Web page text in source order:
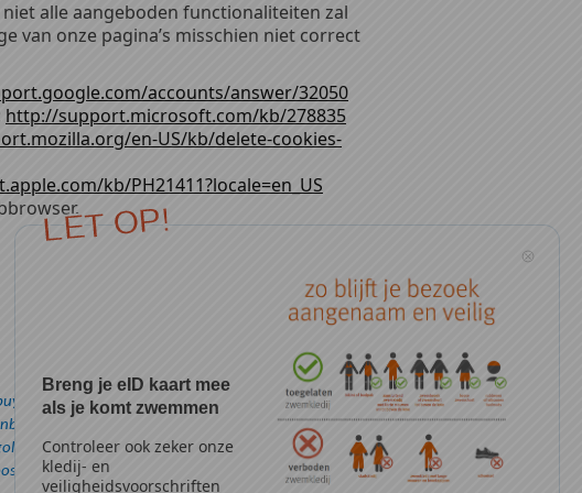
LET OP!
Breng je eID kaart mee
als je komt zwemmen
Controleer ook zeker onze
kledij- en
veiligheidsvoorschriften
alle aangeboden functionaliteiten zal
van onze pagina’s misschien niet correct
accounts/answer/32050
http://support.microsoft.com/kb/278835
en-US/kb/delete-cookies-
kb/PH21411?locale=en_US
vlaanderen.be
vlaanderen.be
vlaanderen.be
vlaanderen.be